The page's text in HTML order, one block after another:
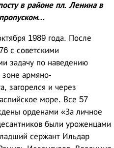
в районе пл. Ленина в
1989 года. После
с советскими
задачу по наведению
зоне армяно-
загорелся и через
море. Все 57
орденами «За личное
были уроженцами
сержант Ильдар